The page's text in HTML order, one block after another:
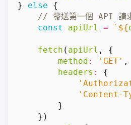
}
else
{
const
apiUrl = ` ${
fetch ( apiUrl ,
{
method : 'GET' ,
headers :
{
'Content-
}
})